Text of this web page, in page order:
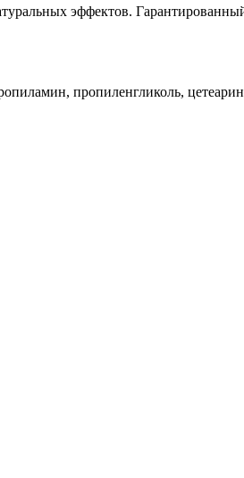
эффектов. Гарантированный
пропиленгликоль,